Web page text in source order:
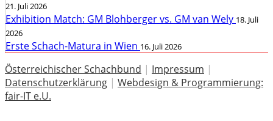
21. Juli 2026
Exhibition Match: GM Blohberger vs. GM van Wely 18. Juli
2026
Erste Schach-Matura in Wien 16. Juli 2026
Österreichischer Schachbund | Impressum |
Datenschutzerklärung | Webdesign & Programmierung:
fair-IT e.U.